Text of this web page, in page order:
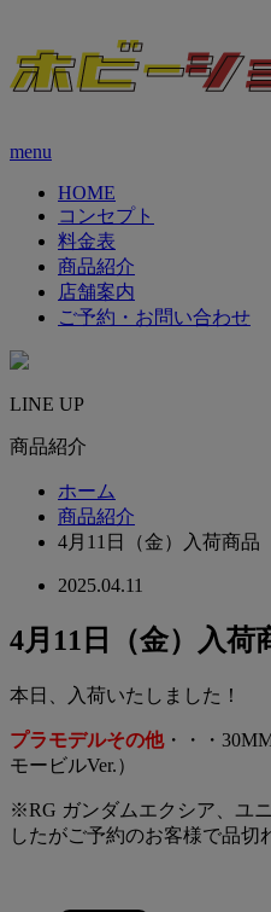
menu
HOME
コンセプト
料金表
商品紹介
店舗案内
ご予約・お問い合わせ
LINE UP
商品紹介
ホーム
商品紹介
4月11日（金）入荷商品
2025.04.11
4月11日（金）入荷
本日、入荷いたしました！
プラモデルその他・・・
モービルVer.）
※RG ガンダムエクシア、ユ
したがご予約のお客様で品切